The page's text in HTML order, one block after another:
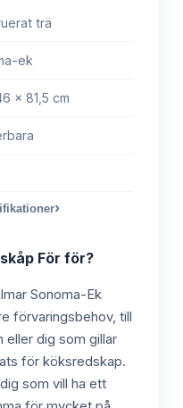
trä
ek
x 81,5 cm
›
För för?
Sonoma-Ek
förvaringsbehov, till
eller dig som gillar
för köksredskap.
som vill ha ett